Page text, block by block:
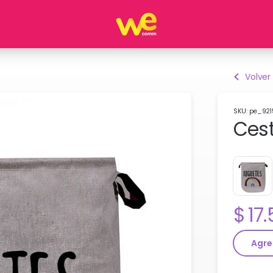
Volver
SKU: